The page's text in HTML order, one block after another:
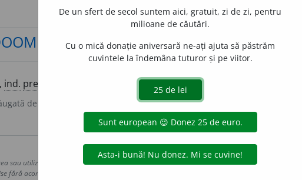
, ind. prez. morfologesc,imperf.3sg.
de
Copyright © 2004-2026 dexonline (https://dexonline.ro)
sau utilizarea datelor de pe acest site, inclusiv prin orice metode de extragere automată
fără acordul nostru prealabil scris, cu excepția seturilor de date oferite oficial spre utilizare
De un sfert de secol suntem aici, gratuit, zi de zi, pentru
milioane de căutări.
Cu o mică donație aniversară ne-ați ajuta să păstrăm
cuvintele la îndemâna tuturor și pe viitor.